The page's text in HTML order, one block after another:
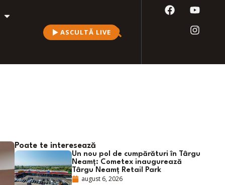
ASCULTĂ LIVE
Poate te interesează
Un nou pol de cumpărături în Târgu
Neamț: Cometex inaugurează
Târgu Neamț Retail Park
august 6, 2026